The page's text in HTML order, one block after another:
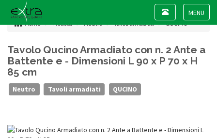
Toggle
Toggle
navigation
Home Prodotti Neutro Tavoli armadiati QUCINO
Tavolo Qucino Armadiato con n. 2 Ante a
Battente e - Dimensioni L 90 x P 70 x H
85 cm
Neutro Tavoli armadiati QUCINO